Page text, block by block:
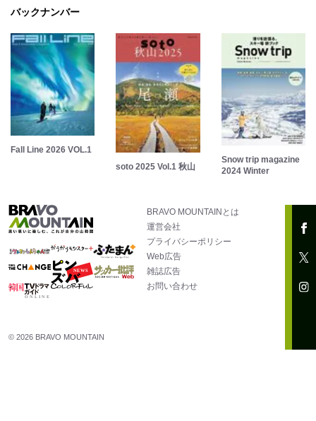
バックナンバー
Fall Line 2026 VOL.1
soto 2025 Vol.1 秋山
Snow trip magazine
2024 Winter
BRAVO MOUNTAINとは
運営会社
プライバシーポリシー
Web広告
雑誌広告
お問い合わせ
© 2026 BRAVO MOUNTAIN